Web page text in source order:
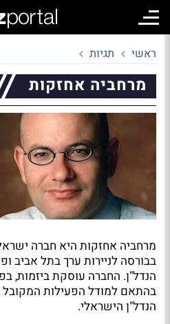
ראשי תגיות
מרחביה אחזקות
מרחביה אחזקות היא חברה
בבורסה לניירות ערך בתל אביב
הנדל"ן. החברה עוסקת ביזמות,
בהתאם למודל הפעילות
הנדל"ן הישראלי.